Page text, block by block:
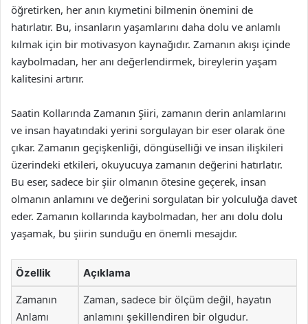
öğretirken, her anın kıymetini bilmenin önemini de
hatırlatır. Bu, insanların yaşamlarını daha dolu ve anlamlı
kılmak için bir motivasyon kaynağıdır. Zamanın akışı içinde
kaybolmadan, her anı değerlendirmek, bireylerin yaşam
kalitesini artırır.
Saatin Kollarında Zamanın Şiiri, zamanın derin anlamlarını
ve insan hayatındaki yerini sorgulayan bir eser olarak öne
çıkar. Zamanın geçişkenliği, döngüselliği ve insan ilişkileri
üzerindeki etkileri, okuyucuya zamanın değerini hatırlatır.
Bu eser, sadece bir şiir olmanın ötesine geçerek, insan
olmanın anlamını ve değerini sorgulatan bir yolculuğa davet
eder. Zamanın kollarında kaybolmadan, her anı dolu dolu
yaşamak, bu şiirin sunduğu en önemli mesajdır.
Özellik Açıklama
Zamanın
Anlamı
Zaman, sadece bir ölçüm değil, hayatın
anlamını şekillendiren bir olgudur.